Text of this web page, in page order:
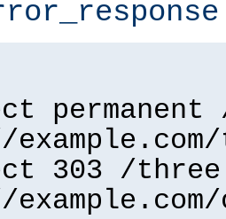
permanent
303 /three